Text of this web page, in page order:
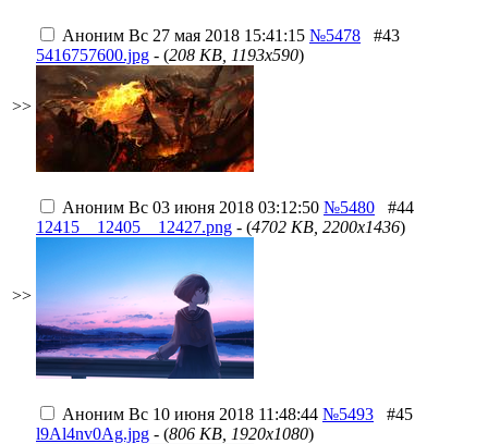
>>
Аноним Вс 27 мая 2018 15:41:15 №5478
#43
5416757600.jpg - (208 KB, 1193x590)
>>
Аноним Вс 03 июня 2018 03:12:50 №5480
#44
12415__12405__12427.png - (4702 KB, 2200x1436)
Аноним Вс 10 июня 2018 11:48:44 №5493
#45
l9Al4nv0Ag.jpg - (806 KB, 1920x1080)